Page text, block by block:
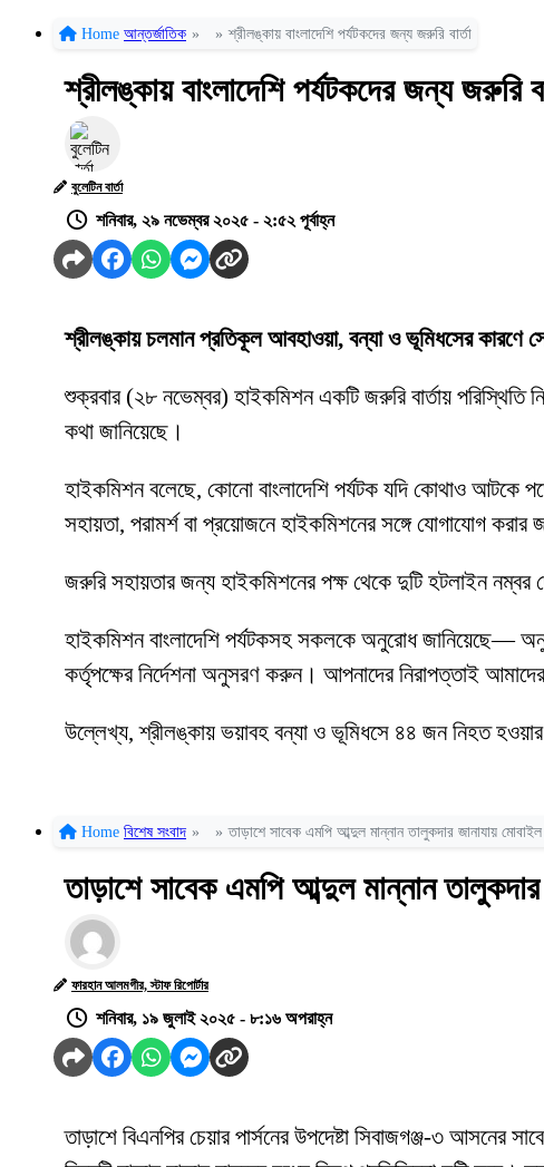
Home আন্তর্জাতিক » » শ্রীলঙ্কায় বাংলাদেশি পর্যটকদের জন্য জরুরি বার্তা
শ্রীলঙ্কায় বাংলাদেশি পর্যটকদের জন্য জরুরি
বুলেটিন বার্তা
শনিবার, ২৯ নভেম্বর ২০২৫ - ২:৫২ পূর্বাহ্ন
শ্রীলঙ্কায় চলমান প্রতিকূল আবহাওয়া, বন্যা ও ভূমিধসের কারণে
শুক্রবার (২৮ নভেম্বর) হাইকমিশন একটি জরুরি বার্তায় পরিস্থিতি
কথা জানিয়েছে।
হাইকমিশন বলেছে, কোনো বাংলাদেশি পর্যটক যদি কোথাও আটকে
সহায়তা, পরামর্শ বা প্রয়োজনে হাইকমিশনের সঙ্গে যোগাযোগ
জরুরি সহায়তার জন্য হাইকমিশনের পক্ষ থেকে দুটি হটলাইন
হাইকমিশন বাংলাদেশি পর্যটকসহ সকলকে অনুরোধ জানিয়েছে—
কর্তৃপক্ষের নির্দেশনা অনুসরণ করুন। আপনাদের নিরাপত্তাই
উল্লেখ্য, শ্রীলঙ্কায় ভয়াবহ বন্যা ও ভূমিধসে ৪৪ জন নিহত
Home বিশেষ সংবাদ » » তাড়াশে সাবেক এমপি আব্দুল মান্নান তালুকদার জানাযায়
তাড়াশে সাবেক এমপি আব্দুল মান্নান
ফারহান আলমগীর, স্টাফ রিপোর্টার
শনিবার, ১৯ জুলাই ২০২৫ - ৮:১৬ অপরাহ্ন
তাড়াশে বিএনপির চেয়ার পার্সনের উপদেষ্টা সিবাজগঞ্জ-৩ আসনের